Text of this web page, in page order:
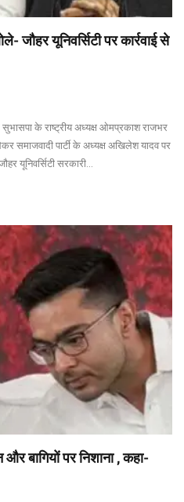
जौहर यूनिवर्सिटी पर कार्रवाई से
के राष्ट्रीय अध्यक्ष ओमप्रकाश राजभर
समाजवादी पार्टी के अध्यक्ष अखिलेश यादव पर
यूनिवर्सिटी सरकारी…
बागियों पर निशाना , कहा-